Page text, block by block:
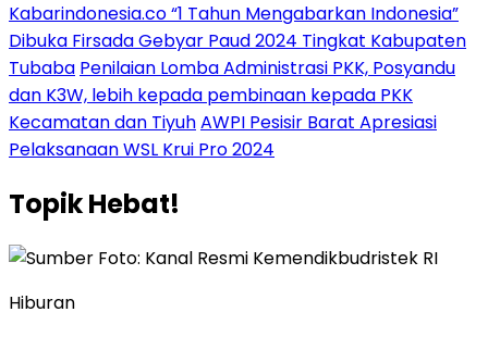
Kabarindonesia.co “1 Tahun Mengabarkan Indonesia”
Dibuka Firsada Gebyar Paud 2024 Tingkat Kabupaten
Tubaba Penilaian Lomba Administrasi PKK, Posyandu
dan K3W, lebih kepada pembinaan kepada PKK
Kecamatan dan TiyuhAWPI Pesisir Barat Apresiasi
Pelaksanaan WSL Krui Pro 2024
TopikHebat!
Hiburan